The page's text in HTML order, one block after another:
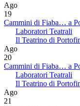
Ago
19
Cammini di Fiaba… a
Laboratori Teatrali
Il Teatrino di
Ago
20
Cammini di Fiaba… a
Laboratori Teatrali
Il Teatrino di
Ago
21